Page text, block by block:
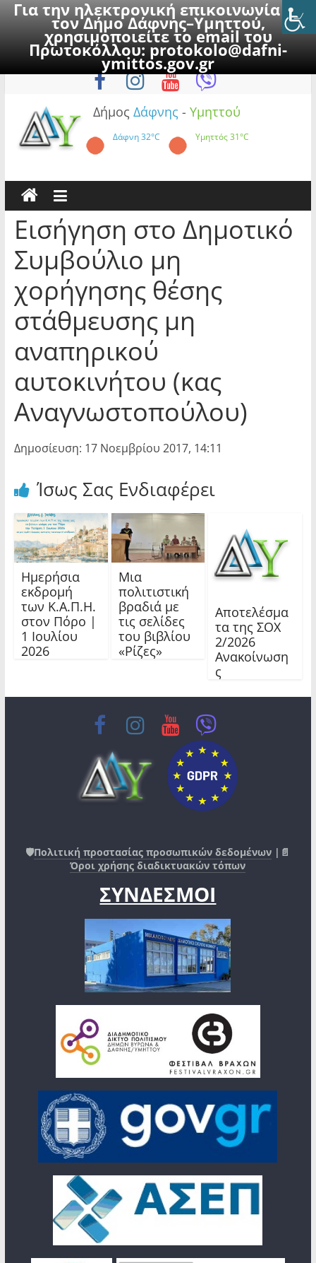
Για την ηλεκτρονική επικοινωνία με
τον Δήμο Δάφνης–Υμηττού,
χρησιμοποιείτε το email του
Πρωτοκόλλου:protokolo@dafni-
ymittos.gov.gr
to
Δευτέρα, 10 Αυγούστου 2026
Δήμος Δάφνης - Υμηττού
Δάφνη32°C Υμηττός31°C
Εισήγηση στο Δημοτικό
Συμβούλιο μη
χορήγησης θέσης
στάθμευσης μη
αναπηρικού
αυτοκινήτου (κας
Αναγνωστοπούλου)
Δημοσίευση: 17 Νοεμβρίου 2017, 14:11
Ίσως Σας Ενδιαφέρει
Ημερήσια
εκδρομή
των Κ.Α.Π.Η.
στον Πόρο |
1 Ιουλίου
2026
Μια
πολιτιστική
βραδιά με
τις σελίδες
του βιβλίου
«Ρίζες»
Αποτελέσμα
τα της ΣΟΧ
2/2026
Ανακοίνωση
ς
🛡️Πολιτική προστασίας προσωπικών δεδομένων |📄
Όροι χρήσης διαδικτυακών τόπων
ΣΥΝΔΕΣΜΟΙ